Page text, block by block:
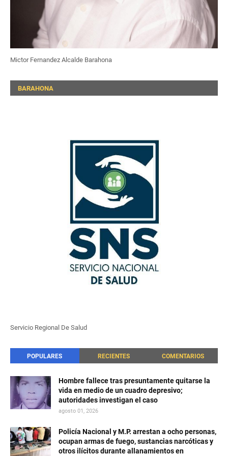
Mictor Fernandez Alcalde Barahona
BARAHONA
Servicio Regional De Salud
POPULARES RECIENTES COMENTARIOS
Hombre fallece tras presuntamente quitarse la
vida en medio de un cuadro depresivo;
autoridades investigan el caso
agosto 01, 2026
Policía Nacional y M.P. arrestan a ocho personas,
ocupan armas de fuego, sustancias narcóticas y
otros ilícitos durante allanamientos en